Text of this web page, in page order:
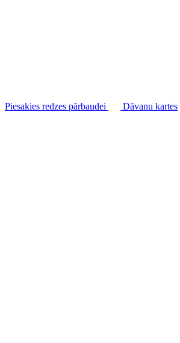
Piesakies redzes pārbaudei
Dāvanu kartes